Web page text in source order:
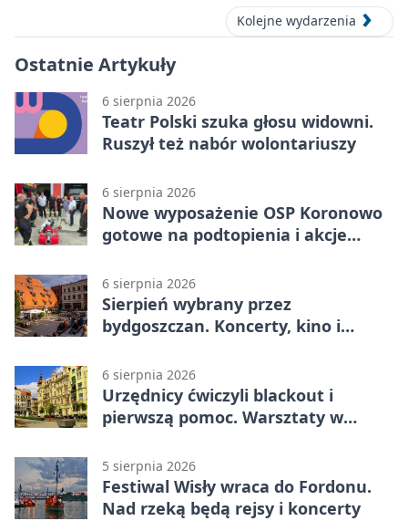
Kolejne wydarzenia
Ostatnie Artykuły
6 sierpnia 2026
Teatr Polski szuka głosu widowni.
Ruszył też nabór wolontariuszy
6 sierpnia 2026
Nowe wyposażenie OSP Koronowo
gotowe na podtopienia i akcje
6 sierpnia 2026
Sierpień wybrany przez
bydgoszczan. Koncerty, kino i
6 sierpnia 2026
Urzędnicy ćwiczyli blackout i
pierwszą pomoc. Warsztaty w
5 sierpnia 2026
Festiwal Wisły wraca do Fordonu.
Nad rzeką będą rejsy i koncerty